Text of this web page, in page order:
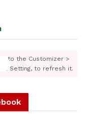
to the Customizer >
Setting, to refresh it.